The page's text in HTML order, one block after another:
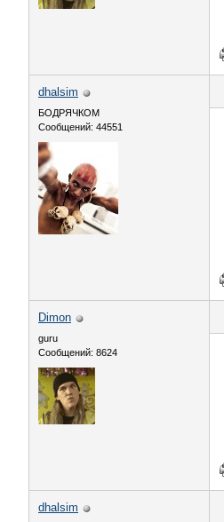
dhalsim
БОДРЯЧКОМ
Сообщений: 44551
Dimon
guru
Сообщений: 8624
dhalsim